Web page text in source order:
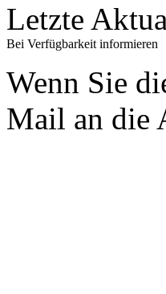
Letzte
Bei Verfügbarkeit informieren
Wenn Sie
Mail an die